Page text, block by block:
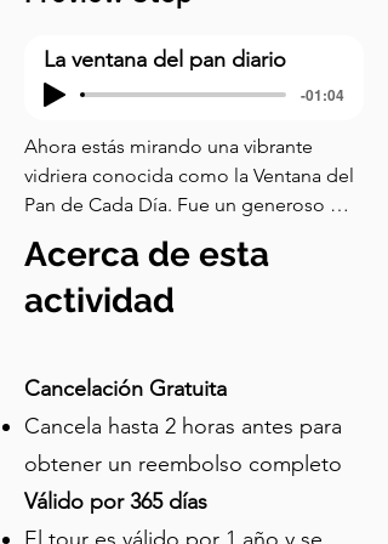
La ventana del pan diario
-01:04
Ahora estás mirando una vibrante
vidriera conocida como la Ventana del
Pan de Cada Día. Fue un generoso
Durham de Marks & Spencer,
presentado para marcar el centenario
de la empresa. La ventana representa la
local y la Catedral de Durham. Fue
Sunderland, que en ese momento era
una de las empresas de fabricación de
vidrio más antiguas de Inglaterra. La
escena que representa es la Última
Acerca de esta
actividad
Cancelación Gratuita
Cancela hasta 2 horas antes para
obtener un reembolso completo
Válido por 365 días